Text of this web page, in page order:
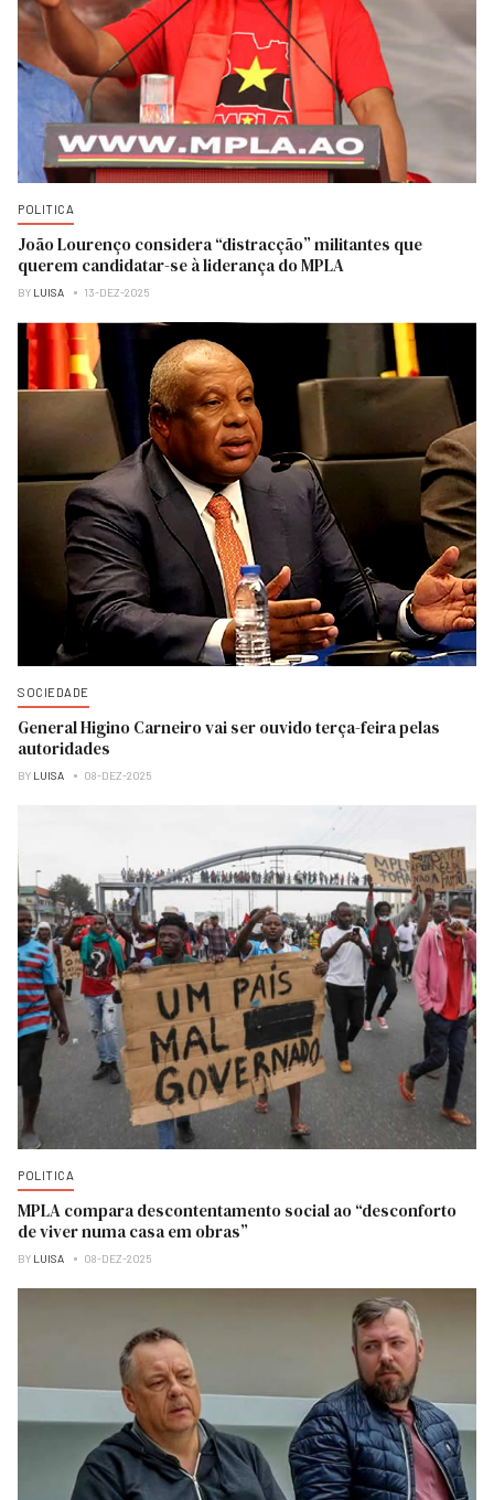
POLITICA
João Lourenço considera “distracção” militantes que
querem candidatar-se à liderança do MPLA
BY LUISA 13-DEZ-2025
SOCIEDADE
General Higino Carneiro vai ser ouvido terça-feira pelas
autoridades
BY LUISA 08-DEZ-2025
POLITICA
MPLA compara descontentamento social ao “desconforto
de viver numa casa em obras”
BY LUISA 08-DEZ-2025